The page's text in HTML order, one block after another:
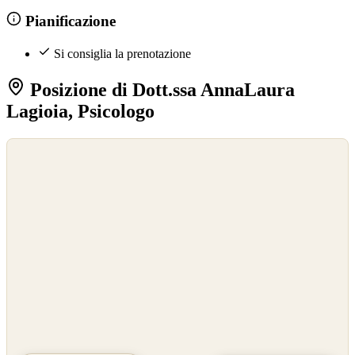
Pianificazione
Si consiglia la prenotazione
Posizione di Dott.ssa AnnaLaura
Lagioia, Psicologo